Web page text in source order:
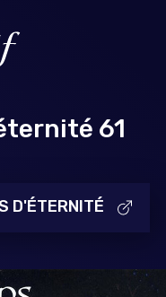
61
D'ÉTERNITÉ